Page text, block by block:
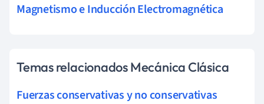
Magnetismo e Inducción Electromagnética
Temas relacionados Mecánica Clásica
Fuerzas conservativas y no conservativas